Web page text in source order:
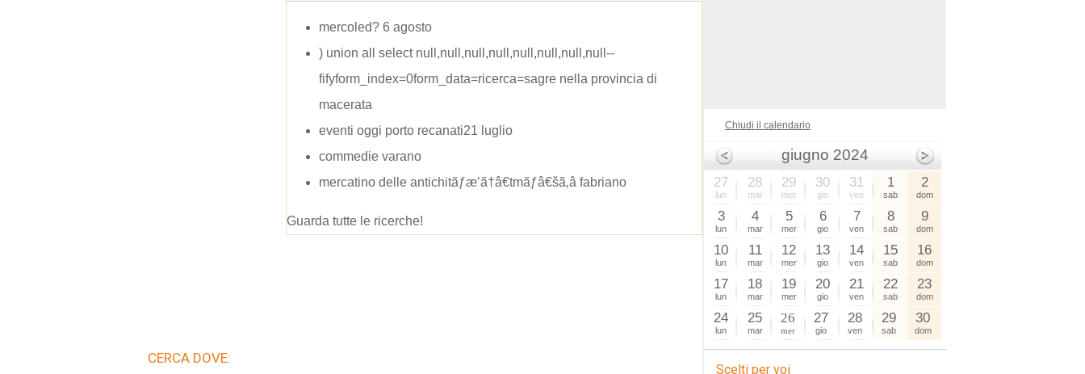
mercoled? 6 agosto
) union all select null,null,null,null,null,null,null,null--
fifyform_index=0form_data=ricerca=sagre nella provincia di
macerata
eventi oggi porto recanati21 luglio
commedie varano
mercatino delle antichitãƒæ’ã†â€tmãƒâ€šã‚â fabriano
Guarda tutte le ricerche!
CERCA DOVE:
Chiudi il calendario
giugno 2024
27
lun
28
mar
29
mer
30
gio
31
ven
1
sab
2
dom
3
lun
4
mar
5
mer
6
gio
7
ven
8
sab
9
dom
10
lun
11
mar
12
mer
13
gio
14
ven
15
sab
16
dom
17
lun
18
mar
19
mer
20
gio
21
ven
22
sab
23
dom
24
lun
25
mar
26
mer
27
gio
28
ven
29
sab
30
dom
Scelti per voi